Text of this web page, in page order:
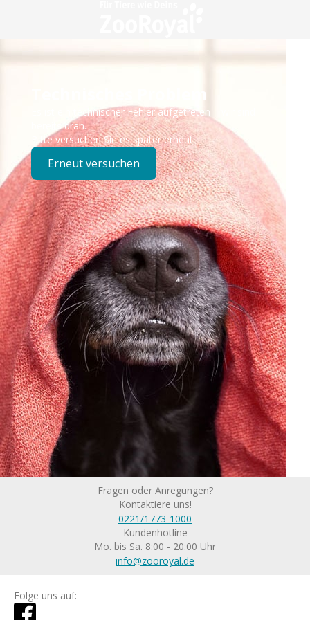
Technisches Problem
Es ist ein technischer Fehler aufgetreten – wir sind
bereits dran.
Bitte versuchen Sie es später erneut.
Erneut versuchen
Fragen oder Anregungen?
Kontaktiere uns!
0221/1773-1000
Kundenhotline
Mo. bis Sa. 8:00 - 20:00 Uhr
info@zooroyal.de
Folge uns auf: